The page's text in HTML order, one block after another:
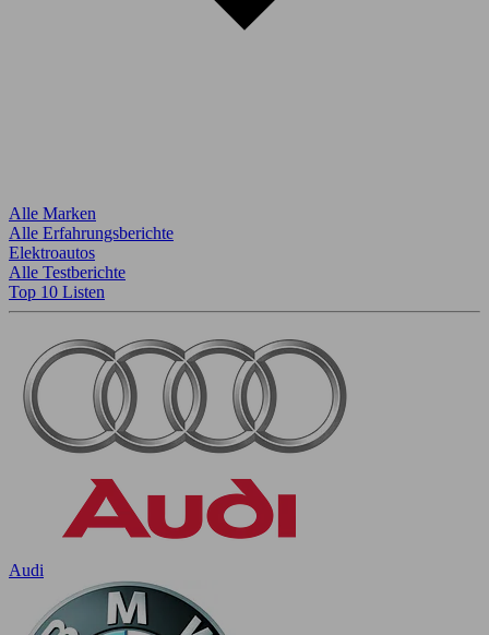
Alle Marken
Alle Erfahrungsberichte
Elektroautos
Alle Testberichte
Top 10 Listen
Audi